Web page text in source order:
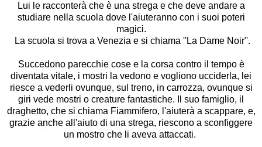
Lui le racconterà che è una strega e che deve andare a
studiare nella scuola dove l'aiuteranno con i suoi poteri
magici.
La scuola si trova a Venezia e si chiama ''La Dame Noir''.
Succedono parecchie cose e la corsa contro il tempo è
diventata vitale, i mostri la vedono e vogliono ucciderla, lei
riesce a vederli ovunque, sul treno, in carrozza, ovunque si
giri vede mostri o creature fantastiche. Il suo famiglio, il
draghetto, che si chiama Fiammifero, l'aiuterà a scappare, e,
grazie anche all'aiuto di una strega, riescono a sconfiggere
un mostro che li aveva attaccati.